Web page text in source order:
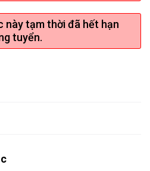
này tạm thời đã hết hạn
tuyển.